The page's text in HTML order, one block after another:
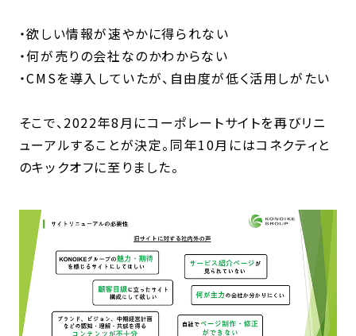
・欲しい情報が速やかに得られない
・何が売りの会社なのかわからない
・CMSを導入していたが、自由度が低く活用しがたい
そこで、2022年8月にコーポレートサイトを再びリニ
ューアルすることが決定。同年10月にはコネクティと
のキックオフに至りました。